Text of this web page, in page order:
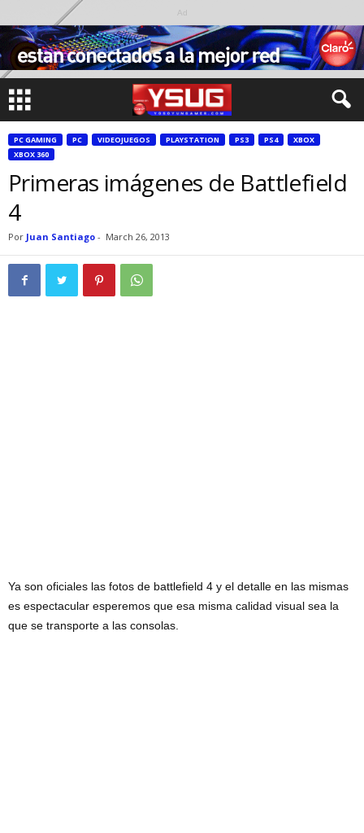
Ad
PC GAMING PC VIDEOJUEGOS PLAYSTATION PS3 PS4
XBOX
XBOX 360
Primeras imágenes de Battlefield
4
Por Juan Santiago - March 26, 2013
Ya son oficiales las fotos de battlefield 4 y el detalle en las mismas
es espectacular esperemos que esa misma calidad visual sea la
que se transporte a las consolas.